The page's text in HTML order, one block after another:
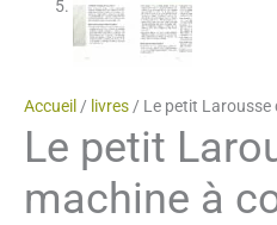
Accueil / livres / Le petit Larousse
Le petit
machine à